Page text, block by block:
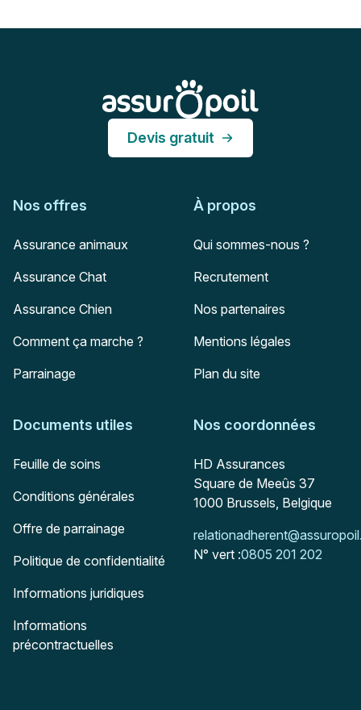
Devis gratuit
Nos offres
Assurance animaux
Assurance Chat
Assurance Chien
Comment ça marche ?
Parrainage
À propos
Qui sommes-nous ?
Recrutement
Nos partenaires
Mentions légales
Plan du site
Documents utiles
Feuille de soins
Conditions générales
Offre de parrainage
Politique de confidentialité
Informations juridiques
Informations
précontractuelles
Nos coordonnées
Adresse postale
HD Assurances
Square de Meeûs 37
1000 Brussels, Belgique
Mail :
N° vert :0805 201 202